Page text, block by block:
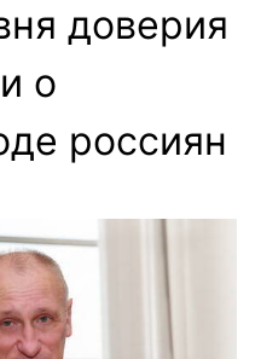
доверия
о
россиян